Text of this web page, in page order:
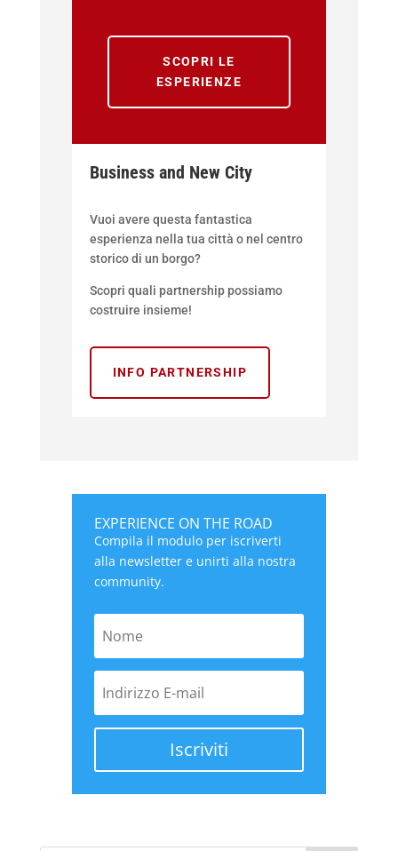
SCOPRI LE
ESPERIENZE
Business and New City
Vuoi avere questa fantastica
esperienza nella tua città o nel centro
storico di un borgo?
Scopri quali partnership possiamo
costruire insieme!
INFO PARTNERSHIP
EXPERIENCE ON THE ROAD
Compila il modulo per iscriverti
alla newsletter e unirti alla nostra
community.
Iscriviti